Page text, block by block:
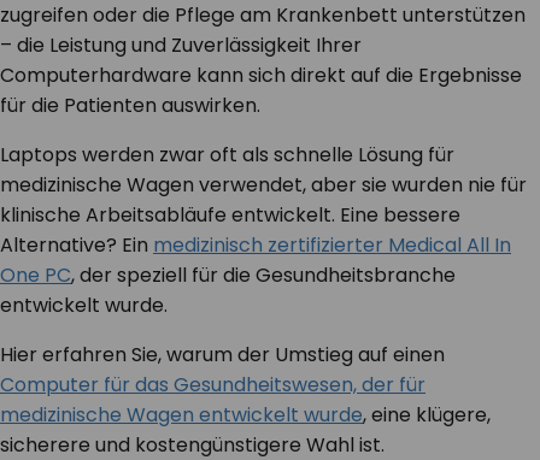
zugreifen oder die Pflege am Krankenbett unterstützen
– die Leistung und Zuverlässigkeit Ihrer
Computerhardware kann sich direkt auf die Ergebnisse
für die Patienten auswirken.
Laptops werden zwar oft als schnelle Lösung für
medizinische Wagen verwendet, aber sie wurden nie für
klinische Arbeitsabläufe entwickelt. Eine bessere
Alternative? Ein medizinisch zertifizierter Medical All In
One PC, der speziell für die Gesundheitsbranche
entwickelt wurde.
Hier erfahren Sie, warum der Umstieg auf einen
Computer für das Gesundheitswesen, der für
medizinische Wagen entwickelt wurde, eine klügere,
sicherere und kostengünstigere Wahl ist.